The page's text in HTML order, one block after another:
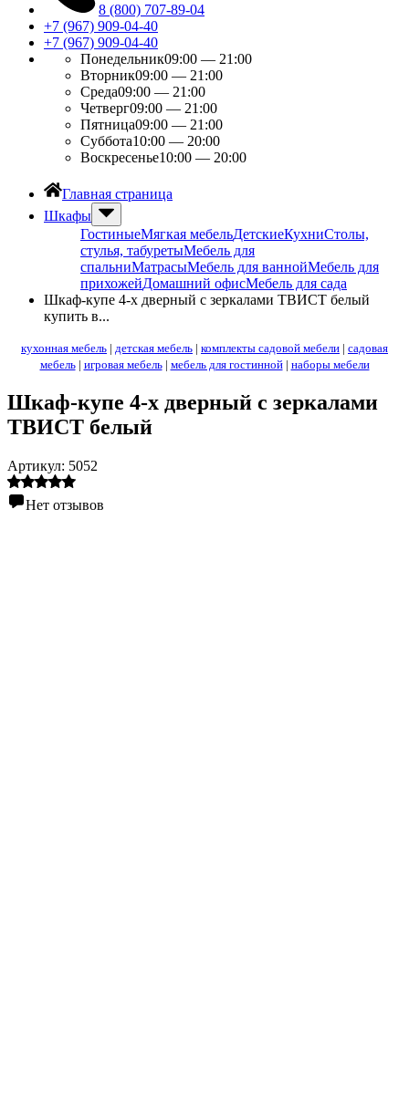
8 (800) 707-89-04
+7 (967) 909-04-40
+7 (967) 909-04-40
Понедельник09:00 — 21:00
Вторник09:00 — 21:00
Среда09:00 — 21:00
Четверг09:00 — 21:00
Пятница09:00 — 21:00
Суббота10:00 — 20:00
Воскресенье10:00 — 20:00
Главная страница
Шкафы
ГостиныеМягкая мебельДетскиеКухниСтолы,
стулья, табуретыМебель для
спальниМатрасыМебель для ваннойМебель для
прихожейДомашний офисМебель для сада
Шкаф-купе 4-х дверный с зеркалами ТВИСТ белый
купить в...
кухонная мебель | детская мебель | комплекты садовой мебели | садовая
мебель| игровая мебель| мебель для гостинной| наборы мебели
Шкаф-купе 4-х дверный с зеркалами
ТВИСТ белый
Артикул: 5052
Нет отзывов